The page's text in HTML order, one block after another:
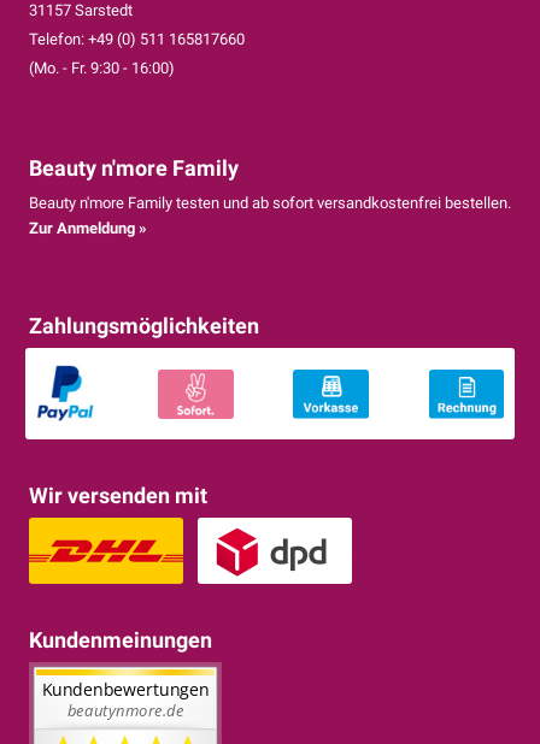
31157 Sarstedt
Telefon: +49 (0) 511 165817660
(Mo. - Fr. 9:30 - 16:00)
Beauty n'more Family
Beauty n'more Family testen und ab sofort versandkostenfrei bestellen.
Zur Anmeldung »
Zahlungsmöglichkeiten
Wir versenden mit
Kundenmeinungen